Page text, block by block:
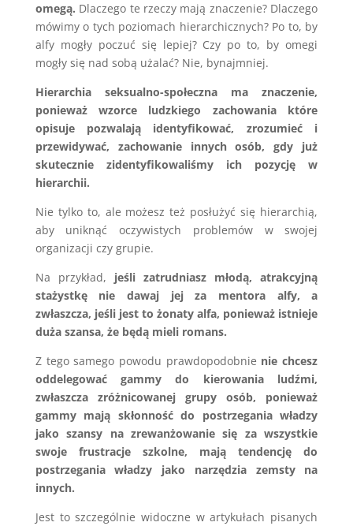
omegą. Dlaczego te rzeczy mają znaczenie? Dlaczego
mówimy o tych poziomach hierarchicznych? Po to, by
alfy mogły poczuć się lepiej? Czy po to, by omegi
mogły się nad sobą użalać? Nie, bynajmniej.
Hierarchia seksualno-społeczna ma znaczenie,
ponieważ wzorce ludzkiego zachowania które
opisuje pozwalają identyfikować, zrozumieć i
przewidywać, zachowanie innych osób, gdy już
skutecznie zidentyfikowaliśmy ich pozycję w
hierarchii.
Nie tylko to, ale możesz też posłużyć się hierarchią,
aby uniknąć oczywistych problemów w swojej
organizacji czy grupie.
Na przykład, jeśli zatrudniasz młodą, atrakcyjną
stażystkę nie dawaj jej za mentora alfy, a
zwłaszcza, jeśli jest to żonaty alfa, ponieważ istnieje
duża szansa, że będą mieli romans.
Z tego samego powodu prawdopodobnie nie chcesz
oddelegować gammy do kierowania ludźmi,
zwłaszcza zróżnicowanej grupy osób, ponieważ
gammy mają skłonność do postrzegania władzy
jako szansy na zrewanżowanie się za wszystkie
swoje frustracje szkolne, mają tendencję do
postrzegania władzy jako narzędzia zemsty na
innych.
Jest to szczególnie widoczne w artykułach pisanych